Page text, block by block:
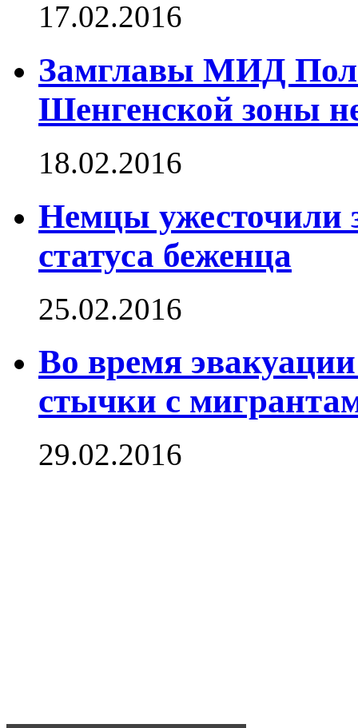
17.02.2016
Замглавы МИД
Шенгенской зоны
18.02.2016
Немцы ужесточили
статуса беженца
25.02.2016
Во время
стычки с
29.02.2016